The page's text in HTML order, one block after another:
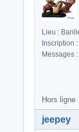
Lieu :
Inscription
Messages
Hors ligne
jeepey